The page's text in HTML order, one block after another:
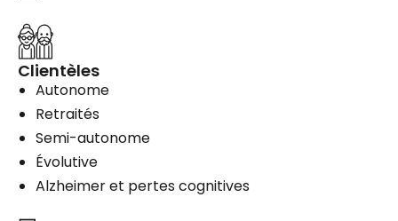
Clientèles
Autonome
Retraités
Semi-autonome
Évolutive
Alzheimer et pertes cognitives